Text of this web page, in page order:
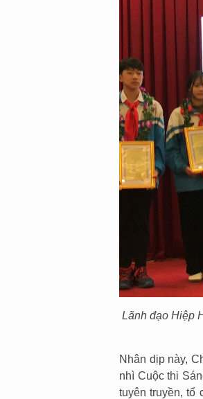
Lãnh đạo Hiệp
Nhân dịp này,
nhì Cuộc thi
tuyên truyền, tổ